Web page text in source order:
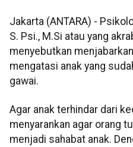
Jakarta (ANTARA) -
S. Psi., M.Si atau yang
menyebutkan
mengatasi anak yang
gawai.
Agar anak terhindar dari
menyarankan agar orang
menjadi sahabat anak.